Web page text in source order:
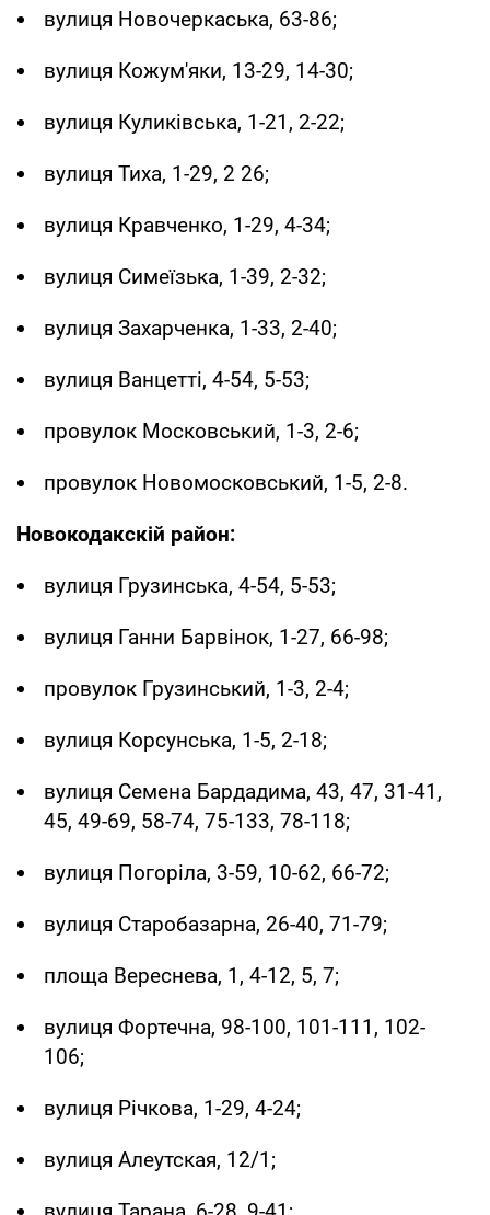
вулиця Новочеркаська, 63-86;
вулиця Кожум'яки, 13-29, 14-30;
вулиця Куликівська, 1-21, 2-22;
вулиця Тиха, 1-29, 2 26;
вулиця Кравченко, 1-29, 4-34;
вулиця Симеїзька, 1-39, 2-32;
вулиця Захарченка, 1-33, 2-40;
вулиця Ванцетті, 4-54, 5-53;
провулок Московський, 1-3, 2-6;
провулок Новомосковський, 1-5, 2-8.
Новокодакскій район:
вулиця Грузинська, 4-54, 5-53;
вулиця Ганни Барвінок, 1-27, 66-98;
провулок Грузинський, 1-3, 2-4;
вулиця Корсунська, 1-5, 2-18;
вулиця Семена Бардадима, 43, 47, 31-41,
45, 49-69, 58-74, 75-133, 78-118;
вулиця Погоріла, 3-59, 10-62, 66-72;
вулиця Старобазарна, 26-40, 71-79;
площа Вереснева, 1, 4-12, 5, 7;
вулиця Фортечна, 98-100, 101-111, 102-
106;
вулиця Річкова, 1-29, 4-24;
вулиця Алеутская, 12/1;